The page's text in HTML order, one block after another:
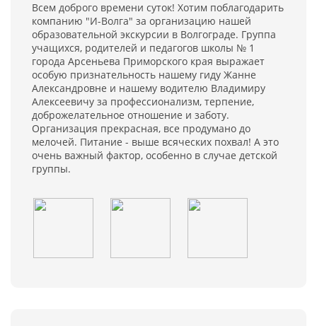
Всем доброго времени суток! Хотим поблагодарить
компанию "И-Волга" за организацию нашей
образовательной экскурсии в Волгограде. Группа
учащихся, родителей и педагогов школы № 1
города Арсеньева Приморского края выражает
особую признательность нашему гиду Жанне
Александровне и нашему водителю Владимиру
Алексеевичу за профессионализм, терпение,
доброжелательное отношение и заботу.
Организация прекрасная, все продумано до
мелочей. Питание - выше всяческих похвал! А это
очень важный фактор, особенно в случае детской
группы.